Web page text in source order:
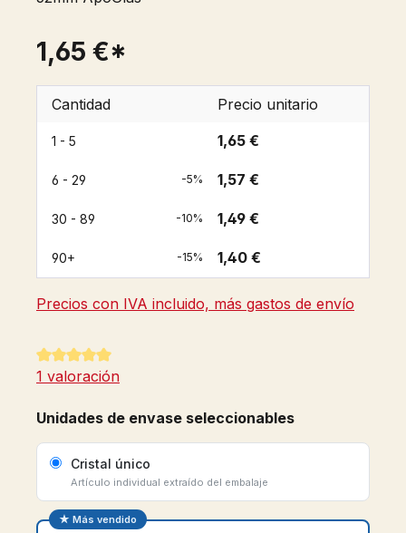
1,65 €*
Cantidad Precio unitario
1 - 5 1,65 €
6 - 29 -5% 1,57 €
30 - 89 -10% 1,49 €
90+ -15% 1,40 €
Precios con IVA incluido, más gastos de envío
Calificación promedio de 5 de 5 estrellas
1 valoración
Unidades de envase seleccionables
Cristal único
Artículo individual extraído del embalaje
★ Más vendido